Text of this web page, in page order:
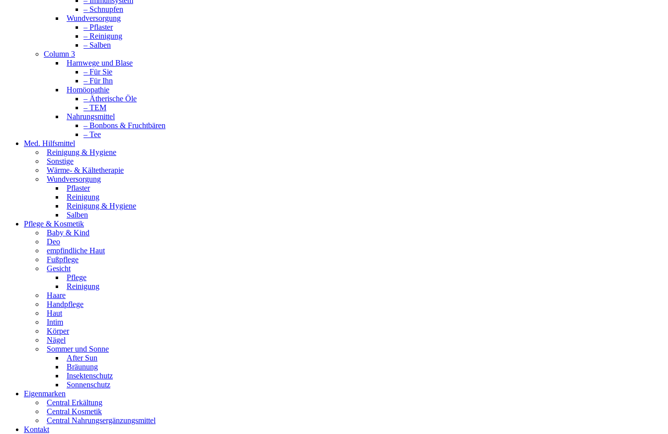
– Schnupfen
Wundversorgung
– Pflaster
– Reinigung
– Salben
Column 3
Harnwege und Blase
– Für Sie
– Für Ihn
Homöopathie
– Ätherische Öle
– TEM
Nahrungsmittel
– Bonbons & Fruchtbären
– Tee
Med. Hilfsmittel
Reinigung & Hygiene
Sonstige
Wärme- & Kältetherapie
Wundversorgung
Pflaster
Reinigung
Reinigung & Hygiene
Salben
Pflege & Kosmetik
Baby & Kind
Deo
empfindliche Haut
Fußpflege
Gesicht
Pflege
Reinigung
Haare
Handpflege
Haut
Intim
Körper
Nägel
Sommer und Sonne
After Sun
Bräunung
Insektenschutz
Sonnenschutz
Eigenmarken
Central Erkältung
Central Kosmetik
Central Nahrungsergänzungsmittel
Kontakt